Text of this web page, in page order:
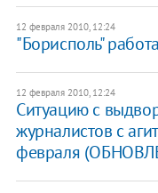
12 февраля 2010, 12:24
"Борисполь"
12 февраля 2010, 12:24
Ситуацию с
журналистов с
февраля